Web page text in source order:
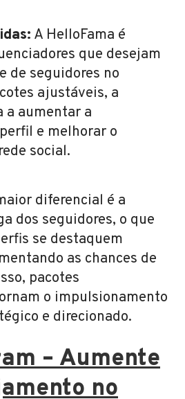
A HelloFama é
que desejam
de seguidores no
ajustáveis, a
a aumentar a
e melhorar o
social.
diferencial é a
dos seguidores, o que
se destaquem
as chances de
pacotes
o impulsionamento
e direcionado.
– Aumente
no